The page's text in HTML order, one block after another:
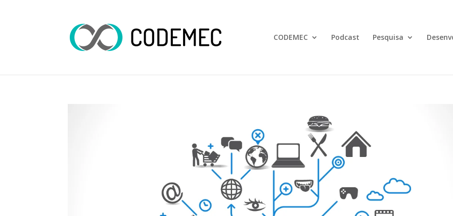
CODEMEC Podcast Pesquisa